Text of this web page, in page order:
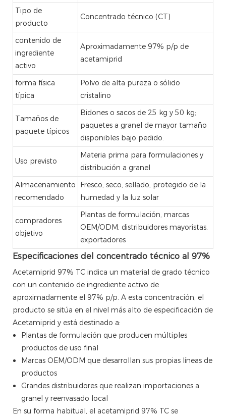
Tipo de
producto
Concentrado técnico (CT)
contenido de
ingrediente
activo
Aproximadamente 97% p/p de
acetamiprid
forma física
típica
Polvo de alta pureza o sólido
cristalino
Tamaños de
paquete típicos
Bidones o sacos de 25 kg y 50 kg;
paquetes a granel de mayor tamaño
disponibles bajo pedido.
Uso previsto
Materia prima para formulaciones y
distribución a granel
Almacenamiento
recomendado
Fresco, seco, sellado, protegido de la
humedad y la luz solar
compradores
objetivo
Plantas de formulación, marcas
OEM/ODM, distribuidores mayoristas,
exportadores
Especificaciones del concentrado técnico al 97%
Acetamiprid 97% TC indica un material de grado técnico
con un contenido de ingrediente activo de
aproximadamente el 97% p/p. A esta concentración, el
producto se sitúa en el nivel más alto de especificación de
Acetamiprid y está destinado a:
Plantas de formulación que producen múltiples
productos de uso final
Marcas OEM/ODM que desarrollan sus propias líneas de
productos
Grandes distribuidores que realizan importaciones a
granel y reenvasado local
En su forma habitual, el acetamiprid 97% TC se